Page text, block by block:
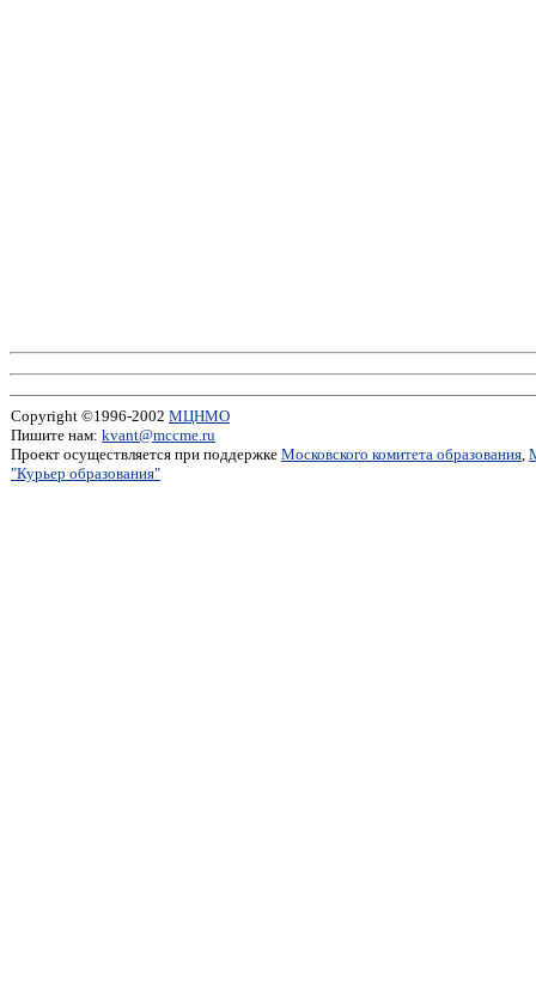
Copyright ©1996-2002 МЦНМО
Пишите нам: kvant@mccme.ru
Проект осуществляется при поддержке Московского комитета образования,
"Курьер образования"